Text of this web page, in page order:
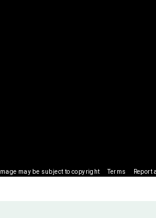
Image may be subject to copyright Terms Report